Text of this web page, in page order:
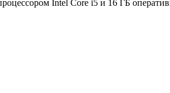
Intel Core i5 и 16 ГБ